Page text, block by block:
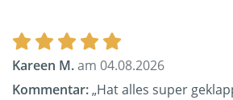
Kareen M.am 04.08.2026
Kommentar:„Hat alles super